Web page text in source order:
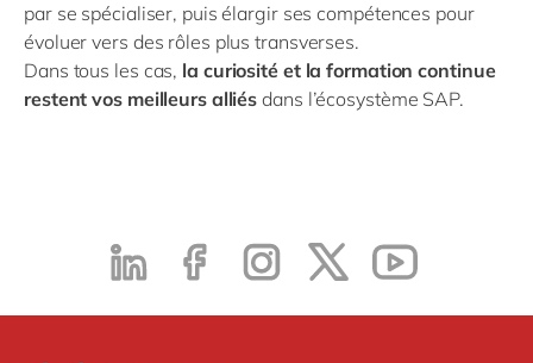
par se spécialiser, puis élargir ses compétences pour
évoluer vers des rôles plus transverses.
Dans tous les cas, la curiosité et la formation continue
restent vos meilleurs alliés dans l’écosystème SAP.